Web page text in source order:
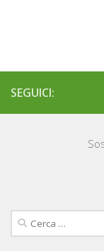
SEGUICI:
Ricerca
per: